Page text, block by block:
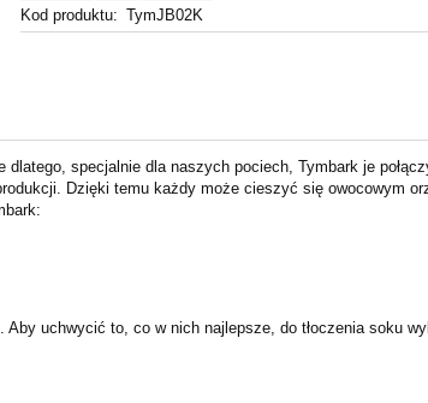
Kod produktu: TymJB02K
specjalnie dla naszych pociech, Tymbark je
Dzięki temu każdy może cieszyć się owocowym
uchwycić to, co w nich najlepsze, do tłoczenia soku